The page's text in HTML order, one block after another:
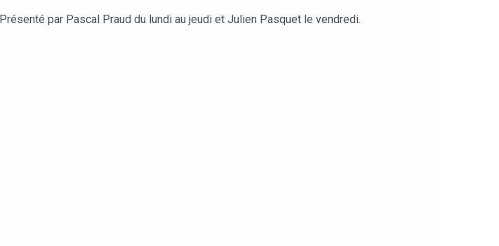
par Pascal Praud du lundi au jeudi et Julien Pasquet le vendredi.